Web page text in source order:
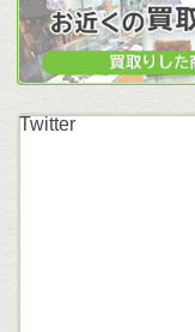
Twitter